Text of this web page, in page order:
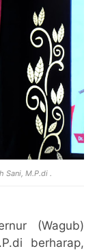
Sani, M.P.di .
(Wagub)
berharap,